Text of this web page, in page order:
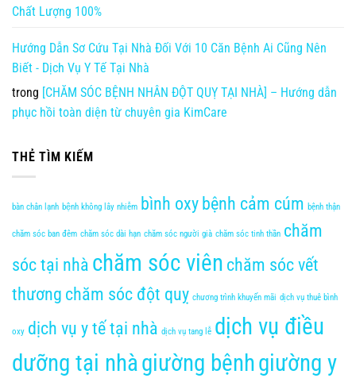
Chất Lượng 100%
Hướng Dẫn Sơ Cứu Tại Nhà Đối Với 10 Căn Bệnh Ai Cũng Nên
Biết - Dịch Vụ Y Tế Tại Nhà
trong [CHĂM SÓC BỆNH NHÂN ĐỘT QUỴ TẠI NHÀ] – Hướng dẫn
phục hồi toàn diện từ chuyên gia KimCare
THẺ TÌM KIẾM
bàn chân lạnh bệnh không lây nhiễm bình oxy bệnh cảm cúm bệnh thận
chăm sóc ban đêm chăm sóc dài hạn chăm sóc người già chăm sóc tinh thần chăm
sóc tại nhà chăm sóc viên chăm sóc vết
thương chăm sóc đột quỵ chương trình khuyến mãi dịch vụ thuê bình
oxy dịch vụ y tế tại nhà dịch vụ tang lễ dịch vụ điều
dưỡng tại nhàgiường bệnhgiường y